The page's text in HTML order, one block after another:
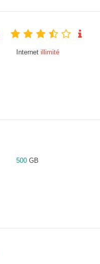
Internetillimité
500 GB